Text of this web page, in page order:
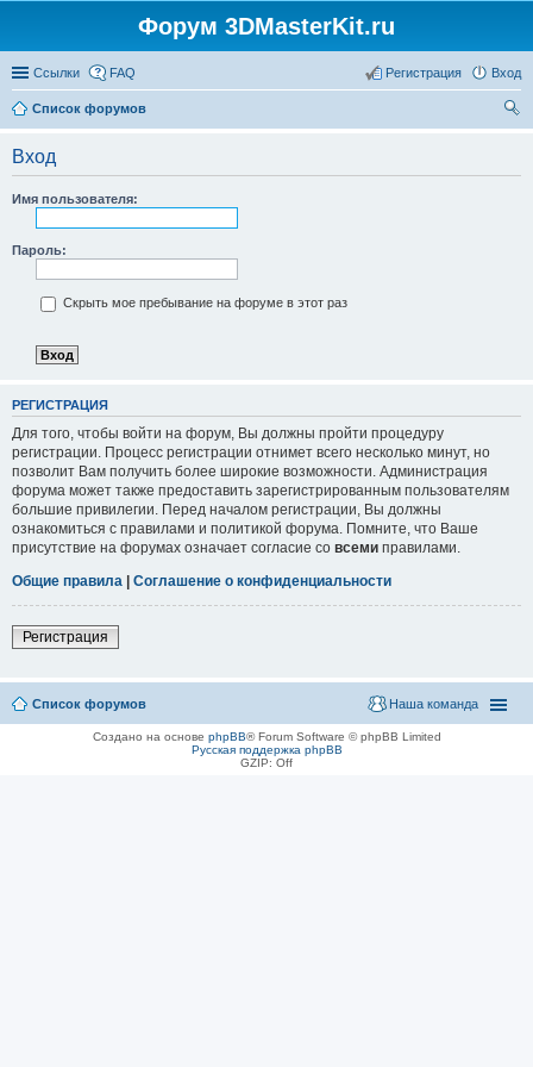
Форум 3DMasterKit.ru
Ссылки FAQ Вход
Регистрация
Список форумов
Вход
Имя пользователя:
Пароль:
Скрыть мое пребывание на форуме в этот раз
РЕГИСТРАЦИЯ
Для того, чтобы войти на форум, Вы должны пройти процедуру
регистрации. Процесс регистрации отнимет всего несколько минут, но
позволит Вам получить более широкие возможности. Администрация
форума может также предоставить зарегистрированным пользователям
большие привилегии. Перед началом регистрации, Вы должны
ознакомиться с правилами и политикой форума. Помните, что Ваше
присутствие на форумах означает согласие со всеми правилами.
Общие правила | Соглашение о конфиденциальности
Регистрация
Список форумов Наша команда
Создано на основе phpBB® Forum Software © phpBB Limited
Русская поддержка phpBB
GZIP: Off